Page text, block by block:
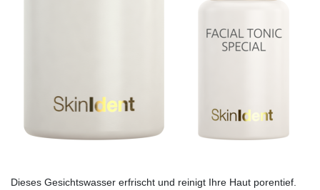
Dieses Gesichtswasser erfrischt und reinigt Ihre Haut porentief.